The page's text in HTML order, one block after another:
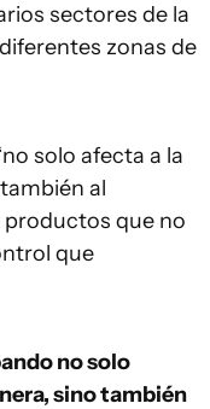
sectores de la
zonas de
solo afecta a la
al
que no
que
no solo
sino también